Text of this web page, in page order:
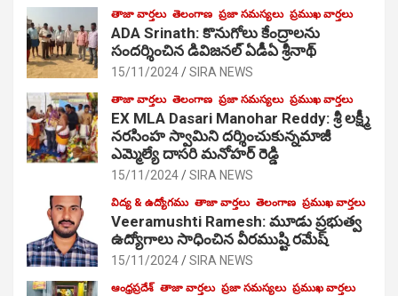
తాజా వార్తలు తెలంగాణ ప్రజా సమస్యలు ప్రముఖ వార్తలు
ADA Srinath: కొనుగోలు కేంద్రాల‌ను
సంద‌ర్శించిన డివిజనల్ ఏడీఏ శ్రీనాథ్
15/11/2024 SIRA NEWS
తాజా వార్తలు తెలంగాణ ప్రజా సమస్యలు ప్రముఖ వార్తలు
EX MLA Dasari Manohar Reddy: శ్రీ లక్ష్మీ
నరసింహ స్వామిని దర్శించుకున్నమాజీ
ఎమ్మెల్యే దాసరి మనోహర్ రెడ్డి
15/11/2024 SIRA NEWS
విద్య & ఉద్యోగము తాజా వార్తలు తెలంగాణ ప్రముఖ వార్తలు
Veeramushti Ramesh: మూడు ప్రభుత్వ
ఉద్యోగాలు సాధించిన వీరముష్టి రమేష్
15/11/2024 SIRA NEWS
ఆంధ్రప్రదేశ్ తాజా వార్తలు ప్రజా సమస్యలు ప్రముఖ వార్తలు